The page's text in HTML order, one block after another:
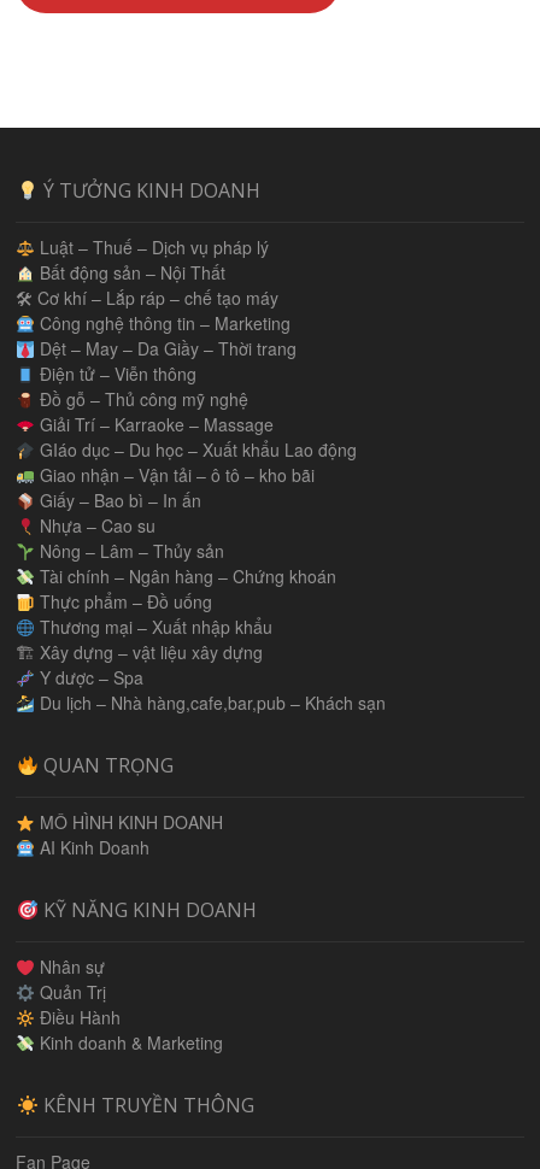
Ý TƯỞNG KINH DOANH
Luật – Thuế – Dịch vụ pháp lý
Bất động sản – Nội Thất
🛠 Cơ khí – Lắp ráp – chế tạo máy
Công nghệ thông tin – Marketing
Dệt – May – Da Giầy – Thời trang
Điện tử – Viễn thông
Đồ gỗ – Thủ công mỹ nghệ
Giải Trí – Karraoke – Massage
GIáo dục – Du học – Xuất khẩu Lao động
Giao nhận – Vận tải – ô tô – kho bãi
Giấy – Bao bì – In ấn
Nhựa – Cao su
Nông – Lâm – Thủy sản
Tài chính – Ngân hàng – Chứng khoán
Thực phẩm – Đồ uống
Thương mại – Xuất nhập khẩu
🏗 Xây dựng – vật liệu xây dựng
Y dược – Spa
Du lịch – Nhà hàng,cafe,bar,pub – Khách sạn
QUAN TRỌNG
MÔ HÌNH KINH DOANH
AI Kinh Doanh
KỸ NĂNG KINH DOANH
Nhân sự
Quản Trị
Điều Hành
Kinh doanh & Marketing
KÊNH TRUYỀN THÔNG
Fan Page